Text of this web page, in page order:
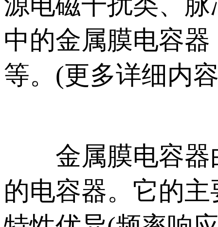
中的金属膜电容
等。(更多详细内
金属膜电容器
的电容器。它的